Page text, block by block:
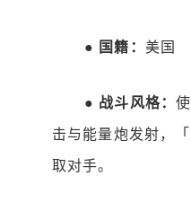
● 国籍： 美国
● 战斗风格：
击与能量炮发射，「
取对手。